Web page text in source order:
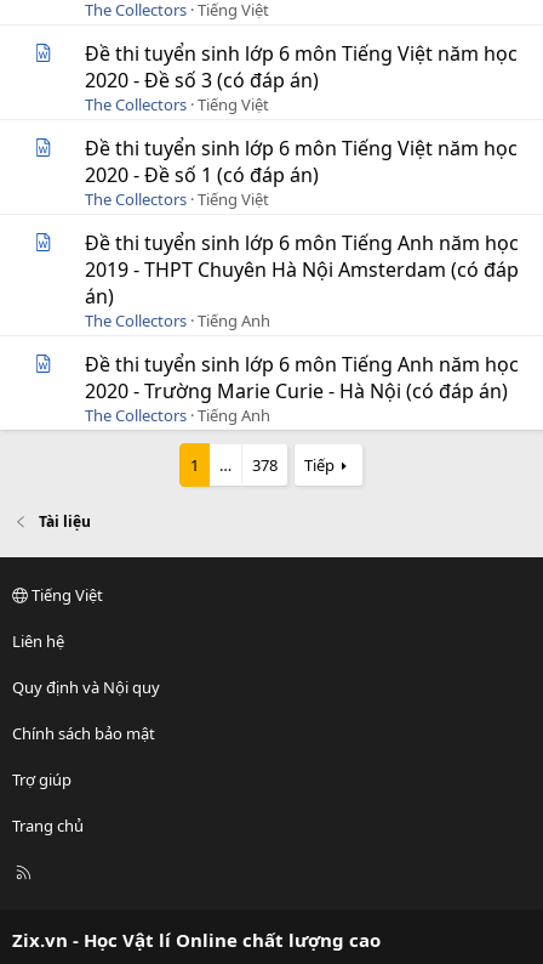
The Collectors Tiếng Việt
Đề thi tuyển sinh lớp 6 môn Tiếng Việt năm học
2020 - Đề số 3 (có đáp án)
The Collectors Tiếng Việt
Đề thi tuyển sinh lớp 6 môn Tiếng Việt năm học
2020 - Đề số 1 (có đáp án)
The Collectors Tiếng Việt
Đề thi tuyển sinh lớp 6 môn Tiếng Anh năm học
2019 - THPT Chuyên Hà Nội Amsterdam (có đáp
án)
The Collectors Tiếng Anh
Đề thi tuyển sinh lớp 6 môn Tiếng Anh năm học
2020 - Trường Marie Curie - Hà Nội (có đáp án)
The Collectors Tiếng Anh
1 … 378 Tiếp
Tài liệu
Tiếng Việt
Liên hệ
Quy định và Nội quy
Chính sách bảo mật
Trợ giúp
Trang chủ
R
Zix.vn - Học Vật lí Online chất lượng cao